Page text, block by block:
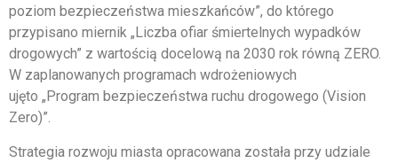
poziom bezpieczeństwa mieszkańców”, do którego
przypisano miernik „Liczba ofiar śmiertelnych wypadków
drogowych” z wartością docelową na 2030 rok równą ZERO.
W zaplanowanych programach wdrożeniowych
ujęto „Program bezpieczeństwa ruchu drogowego (Vision
Zero)”.
Strategia rozwoju miasta opracowana została przy udziale